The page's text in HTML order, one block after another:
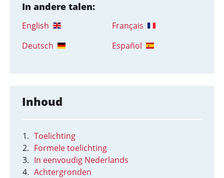
In andere talen:
English
Français
Deutsch
Español
Inhoud
Toelichting
Formele toelichting
In eenvoudig Nederlands
Achtergronden